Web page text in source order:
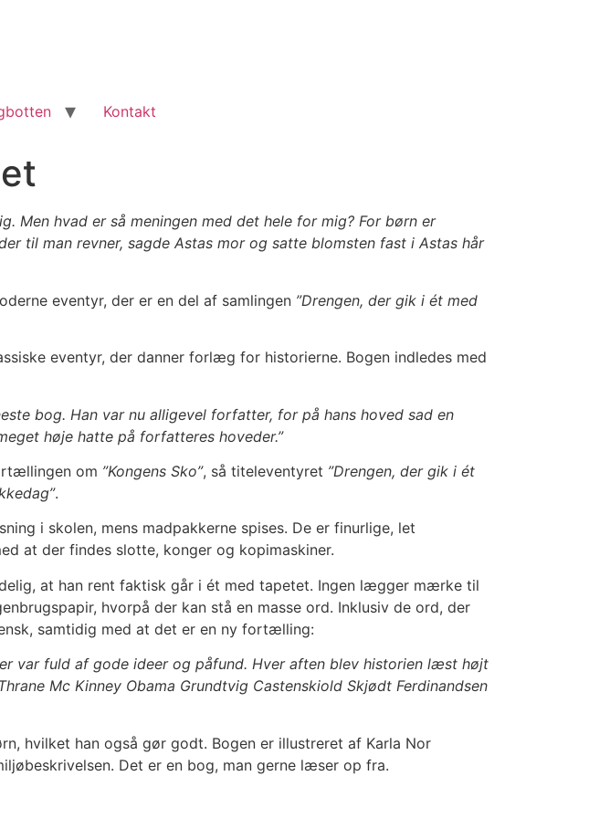
Kontakt
Men hvad er så meningen med det hele for mig? For børn er
til man revner, sagde Astas mor og satte blomsten fast i Astas hår
eventyr, der er en del af samlingen ”Drengen, der gik i ét med
eventyr, der danner forlæg for historierne. Bogen indledes med
bog. Han var nu alligevel forfatter, for på hans hoved sad en
høje hatte på forfatteres hoveder.”
om ”Kongens Sko”, så titeleventyret ”Drengen, der gik i ét
.
i skolen, mens madpakkerne spises. De er finurlige, let
at der findes slotte, konger og kopimaskiner.
at han rent faktisk går i ét med tapetet. Ingen lægger mærke til
hvorpå der kan stå en masse ord. Inklusiv de ord, der
samtidig med at det er en ny fortælling:
var fuld af gode ideer og påfund. Hver aften blev historien læst højt
Mc Kinney Obama Grundtvig Castenskiold Skjødt Ferdinandsen
hvilket han også gør godt. Bogen er illustreret af Karla Nor
Det er en bog, man gerne læser op fra.